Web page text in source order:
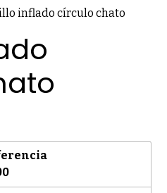
inflado círculo chato